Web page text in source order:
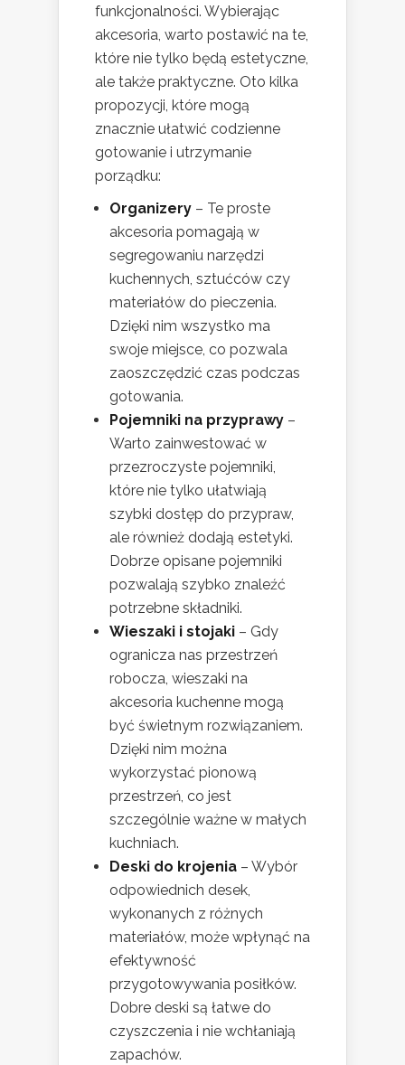
funkcjonalności. Wybierając
akcesoria, warto postawić na te,
które nie tylko będą estetyczne,
ale także praktyczne. Oto kilka
propozycji, które mogą
znacznie ułatwić codzienne
gotowanie i utrzymanie
porządku:
Organizery – Te proste
akcesoria pomagają w
segregowaniu narzędzi
kuchennych, sztućców czy
materiałów do pieczenia.
Dzięki nim wszystko ma
swoje miejsce, co pozwala
zaoszczędzić czas podczas
gotowania.
Pojemniki na przyprawy –
Warto zainwestować w
przezroczyste pojemniki,
które nie tylko ułatwiają
szybki dostęp do przypraw,
ale również dodają estetyki.
Dobrze opisane pojemniki
pozwalają szybko znaleźć
potrzebne składniki.
Wieszaki i stojaki – Gdy
ogranicza nas przestrzeń
robocza, wieszaki na
akcesoria kuchenne mogą
być świetnym rozwiązaniem.
Dzięki nim można
wykorzystać pionową
przestrzeń, co jest
szczególnie ważne w małych
kuchniach.
Deski do krojenia – Wybór
odpowiednich desek,
wykonanych z różnych
materiałów, może wpłynąć na
efektywność
przygotowywania posiłków.
Dobre deski są łatwe do
czyszczenia i nie wchłaniają
zapachów.